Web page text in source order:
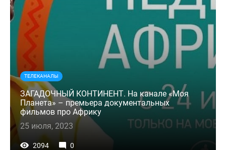
ТЕЛЕКАНАЛЫ
ЗАГАДОЧНЫЙ КОНТИНЕНТ. На канале «Моя
Планета» – премьера документальных
фильмов про Африку
25 июля, 2023
2094 0